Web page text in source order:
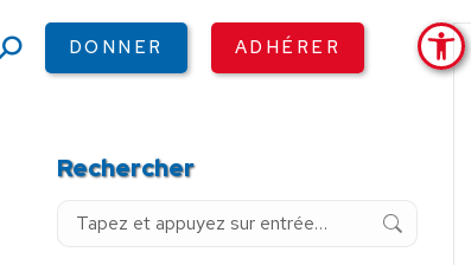
RechercheDONNER ADHÉRER
Rechercher
Recherche